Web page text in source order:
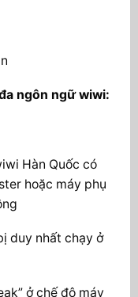
ngôn ngữ wiwi:
Hàn Quốc có
hoặc máy phụ
duy nhất chạy ở
ở chế độ máy